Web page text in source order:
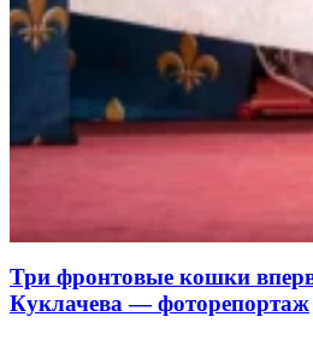
Три фронтовые кошки
Куклачева — фоторепортаж